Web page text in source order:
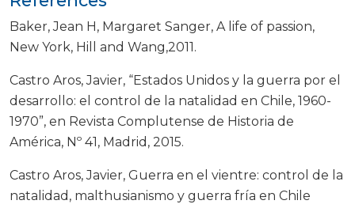
Baker, Jean H, Margaret Sanger, A life of passion,
New York, Hill and Wang,2011.
Castro Aros, Javier, “Estados Unidos y la guerra por el
desarrollo: el control de la natalidad en Chile, 1960-
1970”, en Revista Complutense de Historia de
América, Nº 41, Madrid, 2015.
Castro Aros, Javier, Guerra en el vientre: control de la
natalidad, malthusianismo y guerra fría en Chile